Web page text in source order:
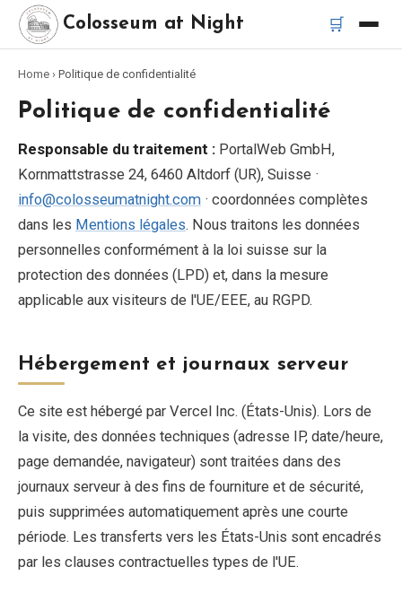
Colosseum at Night 🛒
Accueil
Meilleurs tours de nuit du Colisée
Meilleurs tours à Rome
Bus touristique Rome
Catacombes de Rome
Blog
Boutique
Tous les souvenirs
Home › Politique de confidentialité
Politique de confidentialité
Responsable du traitement : PortalWeb GmbH,
Kornmattstrasse 24, 6460 Altdorf (UR), Suisse ·
info@colosseumatnight.com · coordonnées complètes
dans les Mentions légales. Nous traitons les données
personnelles conformément à la loi suisse sur la
protection des données (LPD) et, dans la mesure
applicable aux visiteurs de l'UE/EEE, au RGPD.
Hébergement et journaux serveur
Ce site est hébergé par Vercel Inc. (États-Unis). Lors de
la visite, des données techniques (adresse IP, date/heure,
page demandée, navigateur) sont traitées dans des
journaux serveur à des fins de fourniture et de sécurité,
puis supprimées automatiquement après une courte
période. Les transferts vers les États-Unis sont encadrés
par les clauses contractuelles types de l'UE.